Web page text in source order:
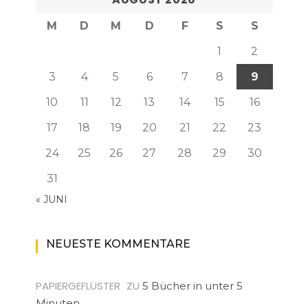
M D M D F S
S
1
2
3
4 5 6 7 8
9
10
11 12 13 14 15
16
17
18 19 20 21 22
23
24
25 26 27 28 29
30
31
« JUNI
NEUESTE KOMMENTARE
PAPIERGEFLÜSTER ZU 5 Bücher in unter 5